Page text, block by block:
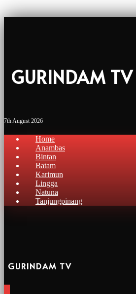
GURINDAM TV
7th August 2026
Home
Anambas
Bintan
Batam
Karimun
Lingga
Natuna
Tanjungpinang
GURINDAM TV